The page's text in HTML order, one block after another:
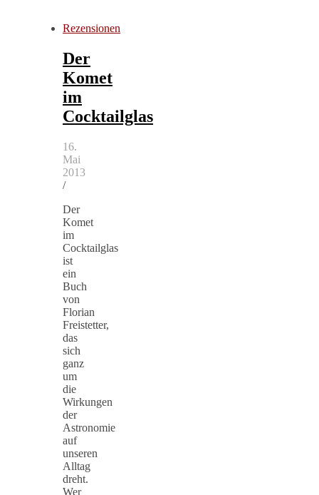
Rezensionen
Der
Komet
im
Cocktailglas
16.
Mai
2013
/
Der
Komet
im
Cocktailglas
ist
ein
Buch
von
Florian
Freistetter,
das
sich
ganz
um
die
Wirkungen
der
Astronomie
auf
unseren
Alltag
dreht.
Wer